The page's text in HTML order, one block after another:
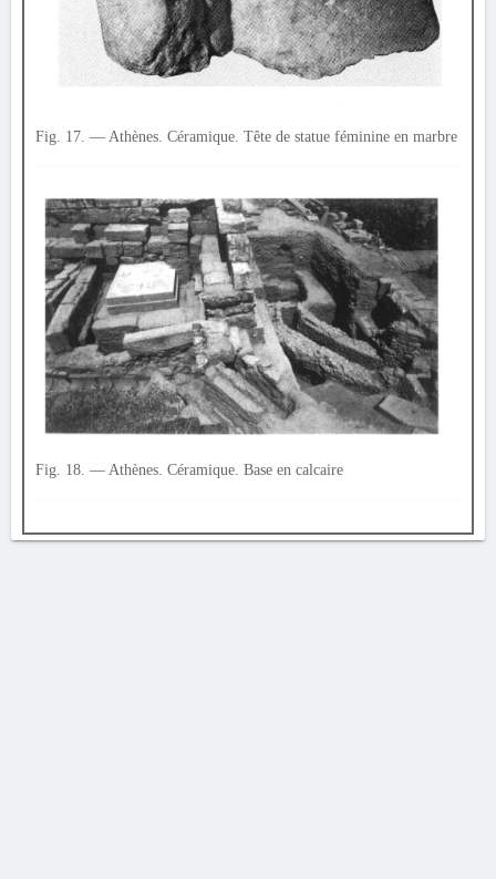
Fig. 17. — Athènes. Céramique. Tête de statue féminine en marbre
Fig. 18. — Athènes. Céramique. Base en calcaire